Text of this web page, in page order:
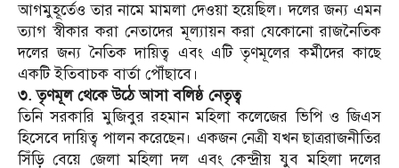
আগমুহূর্তেও তার নামে মামলা দেওয়া হয়েছিল। দলের জন্য এমন
ত্যাগ স্বীকার করা নেতাদের মূল্যায়ন করা যেকোনো রাজনৈতিক
দলের জন্য নৈতিক দায়িত্ব এবং এটি তৃণমূলের কর্মীদের কাছে
একটি ইতিবাচক বার্তা পৌঁছাবে।
​৩. তৃণমূল থেকে উঠে আসা বলিষ্ঠ নেতৃত্ব
​তিনি সরকারি মুজিবুর রহমান মহিলা কলেজের ভিপি ও জিএস
হিসেবে দায়িত্ব পালন করেছেন। একজন নেত্রী যখন ছাত্ররাজনীতির
সিঁড়ি বেয়ে জেলা মহিলা দল এবং কেন্দ্রীয় যুব মহিলা দলের